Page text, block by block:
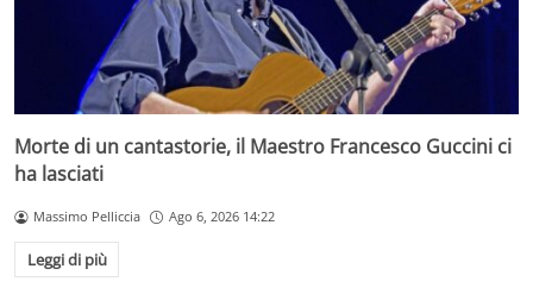
Morte di un cantastorie, il Maestro Francesco Guccini ci
ha lasciati
Massimo Pelliccia Ago 6, 2026 14:22
Leggi di più